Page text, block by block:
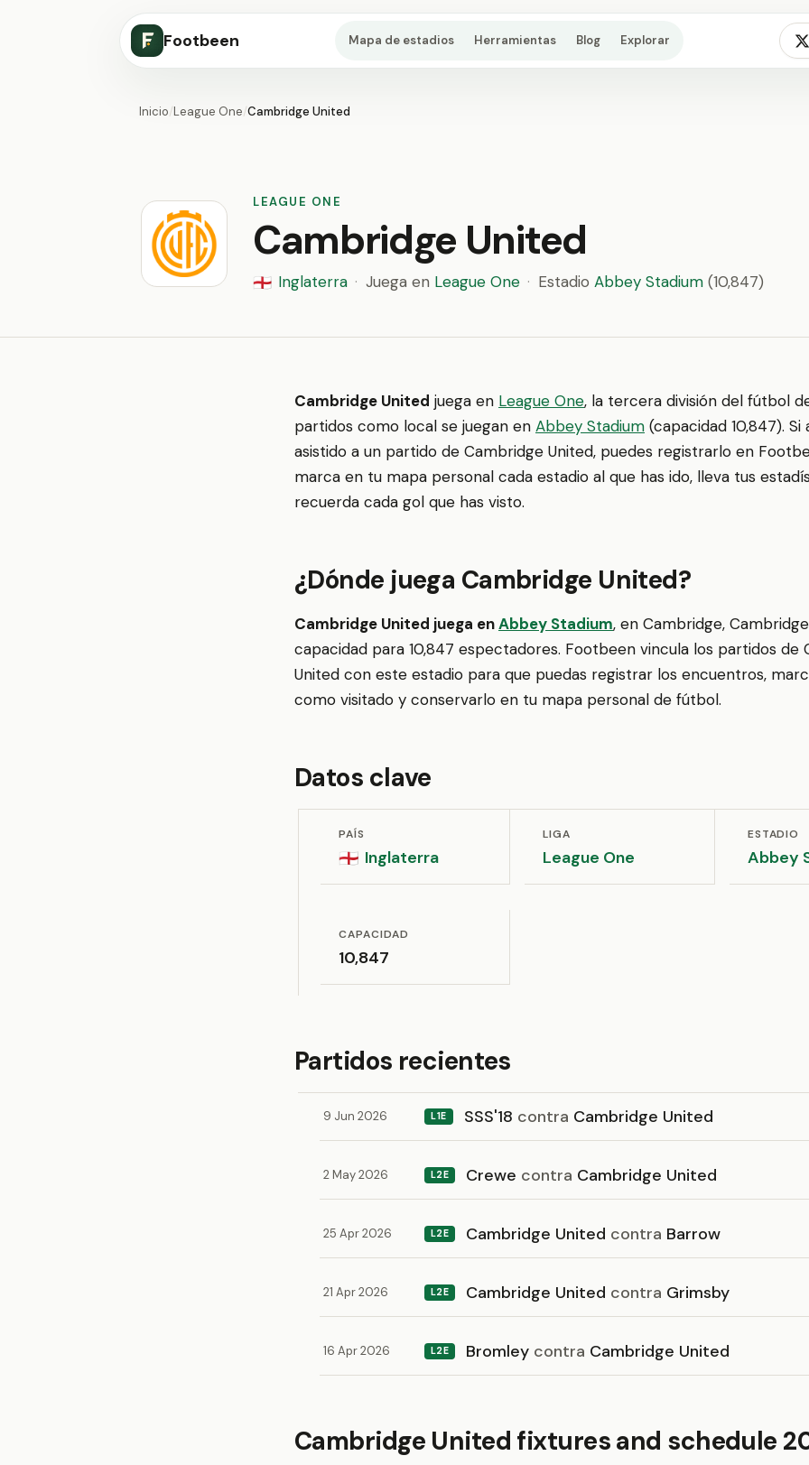
Footbeen Mapa de estadios Herramientas Blog Explorar
Inicio/League One/Cambridge United
LEAGUE ONE
Cambridge United
🏴󠁧󠁢󠁥󠁮󠁧󠁿 Inglaterra · Juega en League One · Estadio Abbey Stadium(10,847)
Cambridge United juega en League One, la tercera división del fútbol
partidos como local se juegan en Abbey Stadium (capacidad 10,847). Si
asistido a un partido de Cambridge United, puedes registrarlo en
marca en tu mapa personal cada estadio al que has ido, lleva tus
recuerda cada gol que has visto.
¿Dónde juega Cambridge United?
Cambridge United juega enAbbey Stadium, en Cambridge,
capacidad para 10,847 espectadores. Footbeen vincula los partidos de
United con este estadio para que puedas registrar los encuentros,
como visitado y conservarlo en tu mapa personal de fútbol.
Datos clave
PAÍS
🏴󠁧󠁢󠁥󠁮󠁧󠁿 Inglaterra
LIGA
League One
ESTADIO
Abbey
CAPACIDAD
10,847
Partidos recientes
9 Jun 2026 L1E SSS'18 contra Cambridge United
2 May 2026 L2E Crewe contra Cambridge United
25 Apr 2026 L2E Cambridge United contra Barrow
21 Apr 2026 L2E Cambridge United contra Grimsby
16 Apr 2026 L2E Bromley contra Cambridge United
Cambridge United fixtures and schedule